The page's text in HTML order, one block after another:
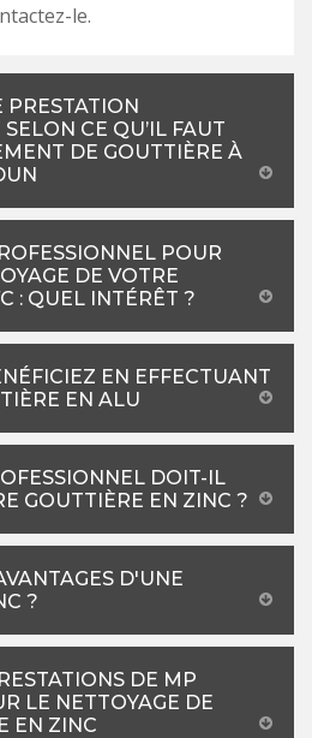
le.
PRESTATION
CE QU’IL FAUT
DE GOUTTIÈRE À
POUR
DE VOTRE
: QUEL INTÉRÊT ?
EN EFFECTUANT
EN ALU
DOIT-IL
GOUTTIÈRE EN ZINC ?
D'UNE
?
DE MP
LE NETTOYAGE DE
EN ZINC